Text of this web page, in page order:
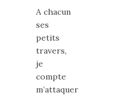
A chacun
ses
petits
travers,
je
compte
m’attaquer